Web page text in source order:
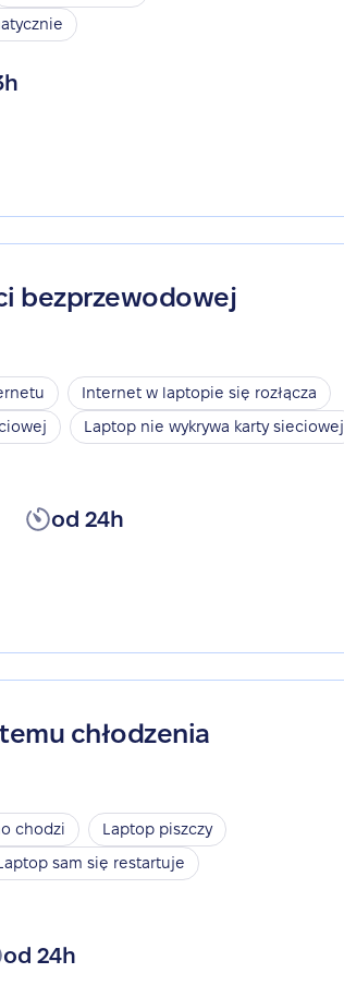
bezprzewodowej
Internet w laptopie się rozłącza
Laptop nie wykrywa karty sieciowej
od 24h
chłodzenia
chodzi
Laptop piszczy
sam się restartuje
od 24h